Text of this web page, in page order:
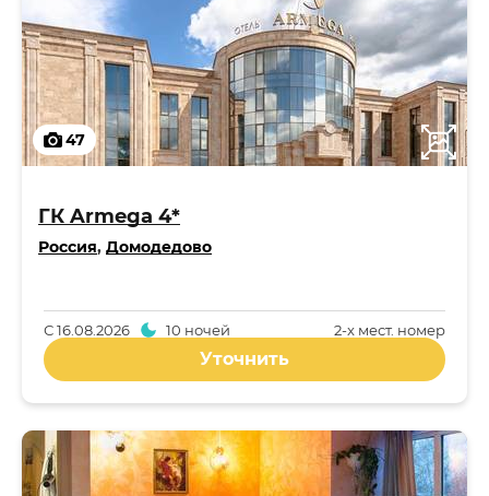
47
ГК Armega 4*
Россия, Домодедово
2-x мест. номер
С16.08.2026 10 ночей
Уточнить